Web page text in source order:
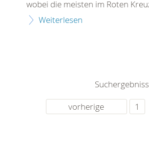
wobei die meisten im Roten
Weiterlesen
vorherige
1